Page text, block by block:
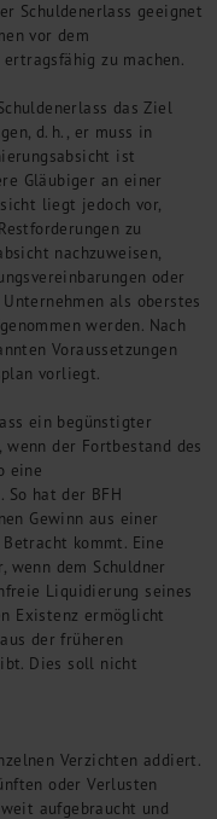
Schuldenerlass geeignet
vor dem
zu machen.
das Ziel
d. h., er muss in
ist
Gläubiger an einer
liegt jedoch vor,
zu
nachzuweisen,
oder
als oberstes
werden. Nach
Voraussetzungen
vorliegt.
ein begünstigter
wenn der Fortbestand des
eine
So hat der BFH
Gewinn aus einer
kommt. Eine
wenn dem Schuldner
Liquidierung seines
Existenz ermöglicht
der früheren
Dies soll nicht
Verzichten addiert.
oder Verlusten
aufgebraucht und